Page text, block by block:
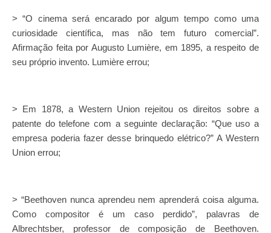
> “O cinema será encarado por algum tempo como uma
curiosidade científica, mas não tem futuro comercial”.
Afirmação feita por Augusto Lumière, em 1895, a respeito de
seu próprio invento. Lumière errou;
> Em 1878, a Western Union rejeitou os direitos sobre a
patente do telefone com a seguinte declaração: “Que uso a
empresa poderia fazer desse brinquedo elétrico?” A Western
Union errou;
> “Beethoven nunca aprendeu nem aprenderá coisa alguma.
Como compositor é um caso perdido”, palavras de
Albrechtsber, professor de composição de Beethoven.